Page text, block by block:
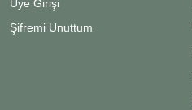
Üye Girişi
Şifremi Unuttum